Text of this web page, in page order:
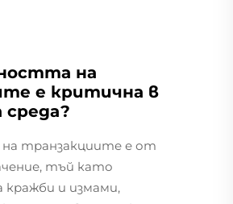
на
е критична в
среда?
транзакциите е от
тъй като
и измами,